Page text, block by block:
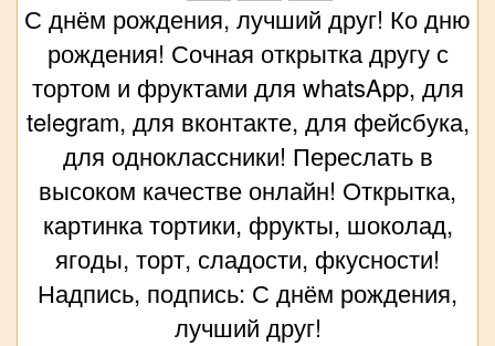
С днём рождения, лучший друг! Ко дню
рождения! Сочная открытка другу с
тортом и фруктами для whatsApp, для
telegram, для вконтакте, для фейсбука,
для одноклассники! Переслать в
высоком качестве онлайн! Открытка,
картинка тортики, фрукты, шоколад,
ягоды, торт, сладости, фкусности!
Надпись, подпись: С днём рождения,
лучший друг!